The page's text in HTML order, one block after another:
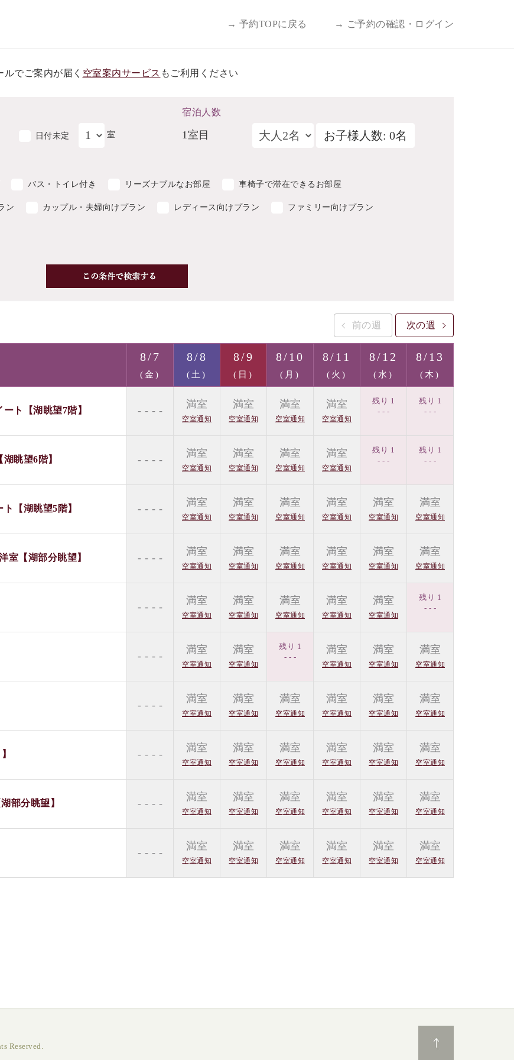
→ 予約TOPに戻る → ご予約の確認・ログイン
でご案内が届く 空室案内サービス もご利用ください
日付未定 室
宿泊人数
1室目 お子様人数: 0名
バス・トイレ付き リーズナブルなお部屋 車椅子で滞在できるお部屋
ン カップル・夫婦向けプラン レディース向けプラン ファミリー向けプラン
前の週 次の週
8/7
(金)
8/8
(土)
8/9
(日)
8/10
(月)
8/11
(火)
8/12
(水)
8/13
(木)
ト【湖眺望7階】 - - - -
満室
空室通知
満室
空室通知
満室
空室通知
満室
空室通知
残り 1
- - -
残り 1
- - -
眺望6階】 - - - -
満室
空室通知
満室
空室通知
満室
空室通知
満室
空室通知
残り 1
- - -
残り 1
- - -
【湖眺望5階】 - - - -
満室
空室通知
満室
空室通知
満室
空室通知
満室
空室通知
満室
空室通知
満室
空室通知
室【湖部分眺望】 - - - -
満室
空室通知
満室
空室通知
満室
空室通知
満室
空室通知
満室
空室通知
満室
空室通知
- - - -
満室
空室通知
満室
空室通知
満室
空室通知
満室
空室通知
満室
空室通知
残り 1
- - -
- - - -
満室
空室通知
満室
空室通知
残り 1
- - -
満室
空室通知
満室
空室通知
満室
空室通知
- - - -
満室
空室通知
満室
空室通知
満室
空室通知
満室
空室通知
満室
空室通知
満室
空室通知
- - - -
満室
空室通知
満室
空室通知
満室
空室通知
満室
空室通知
満室
空室通知
満室
空室通知
部分眺望】 - - - -
満室
空室通知
満室
空室通知
満室
空室通知
満室
空室通知
満室
空室通知
満室
空室通知
- - - -
満室
空室通知
満室
空室通知
満室
空室通知
満室
空室通知
満室
空室通知
満室
空室通知
Reserved.